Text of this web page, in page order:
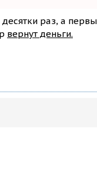
раз, а
вернут деньги.